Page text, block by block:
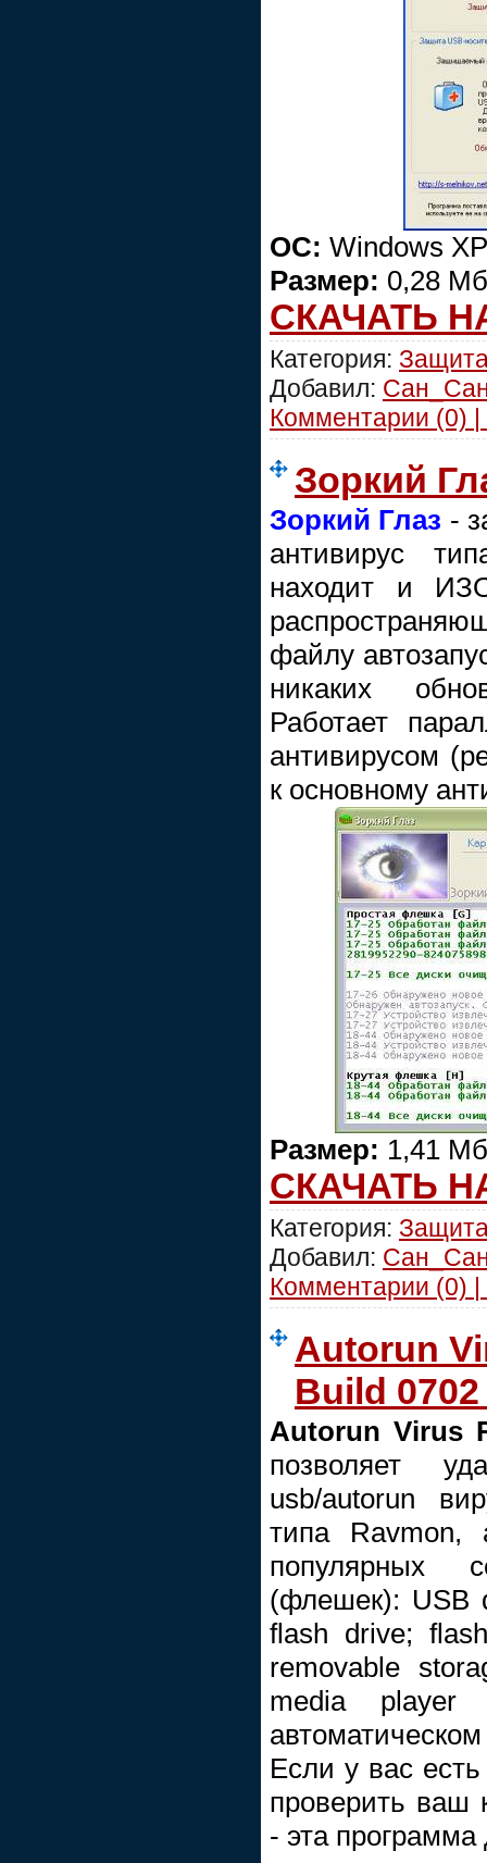
ОС: Windows
Размер: 0,28 Мб
СКАЧАТЬ
Категория:
Добавил:
Комментарии (0) |
Зоркий
Зоркий Глаз -
антивирус
находит и
файлу
никаких
Работает
антивирусом
к основному
Размер: 1,41 Мб
СКАЧАТЬ
Категория:
Добавил:
Комментарии (0) |
Autorun
Build 0702
Autorun Virus
позволяет
usb/autorun
типа Ravmon,
популярных
(флешек): USB
flash drive;
removable
media
Если у вас
проверить ваш
- эта программа